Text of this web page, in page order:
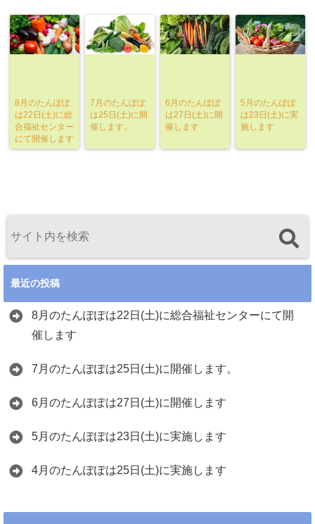
8月のたんぽぽ
は22日(土)に総
合福祉センター
にて開催します
7月のたんぽぽ
は25日(土)に開
催します。
6月のたんぽぽ
は27日(土)に開
催します
5月のたんぽぽ
は23日(土)に実
施します
最近の投稿
8月のたんぽぽは22日(土)に総合福祉センターにて開
催します
7月のたんぽぽは25日(土)に開催します。
6月のたんぽぽは27日(土)に開催します
5月のたんぽぽは23日(土)に実施します
4月のたんぽぽは25日(土)に実施します